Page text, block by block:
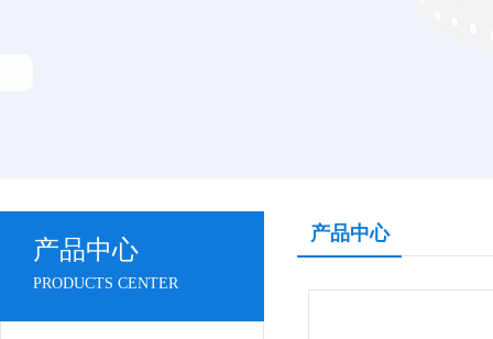
产品中心
PRODUCTS CENTER
产品中心